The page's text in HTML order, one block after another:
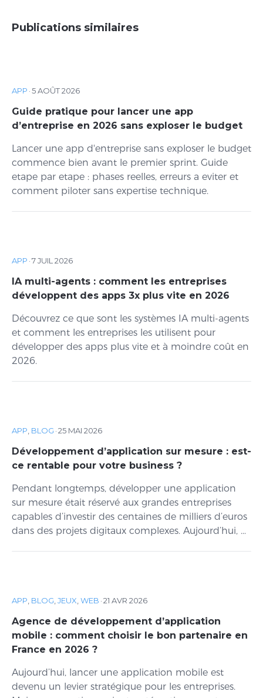
Publications similaires
APP ·5 AOÛT 2026
Guide pratique pour lancer une app
d’entreprise en 2026 sans exploser le budget
Lancer une app d'entreprise sans exploser le budget
commence bien avant le premier sprint. Guide
etape par etape : phases reelles, erreurs a eviter et
comment piloter sans expertise technique.
APP ·7 JUIL 2026
IA multi-agents : comment les entreprises
développent des apps 3x plus vite en 2026
Découvrez ce que sont les systèmes IA multi-agents
et comment les entreprises les utilisent pour
développer des apps plus vite et à moindre coût en
2026.
APP BLOG ·25 MAI 2026
Développement d’application sur mesure : est-
ce rentable pour votre business ?
Pendant longtemps, développer une application
sur mesure était réservé aux grandes entreprises
capables d’investir des centaines de milliers d’euros
dans des projets digitaux complexes. Aujourd’hui, ...
APP BLOG JEUX WEB ·21 AVR 2026
Agence de développement d’application
mobile : comment choisir le bon partenaire en
France en 2026 ?
Aujourd’hui, lancer une application mobile est
devenu un levier stratégique pour les entreprises.